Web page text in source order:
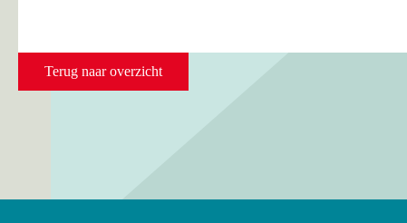
Terug naar overzicht